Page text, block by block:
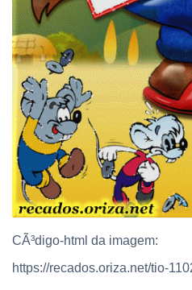
CÃ³digo-html da imagem:
https://recados.oriza.net/tio-